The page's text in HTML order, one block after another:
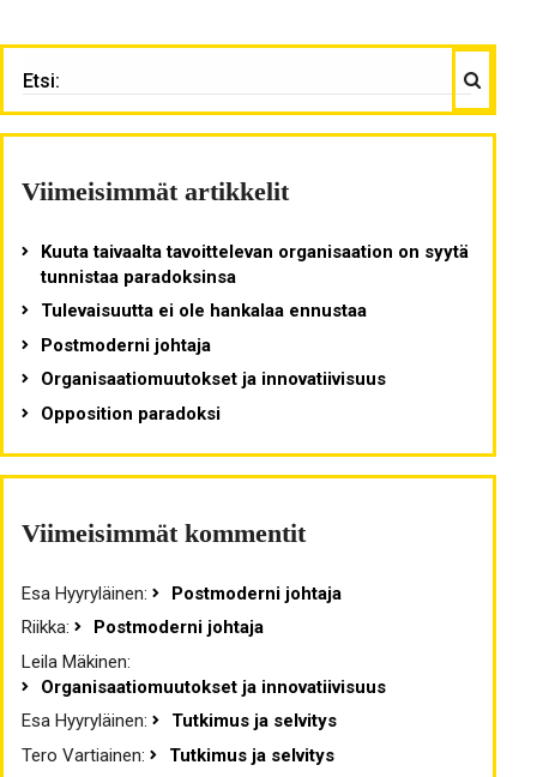
Viimeisimmät artikkelit
Kuuta taivaalta tavoittelevan organisaation on syytä
tunnistaa paradoksinsa
Tulevaisuutta ei ole hankalaa ennustaa
Postmoderni johtaja
Organisaatiomuutokset ja innovatiivisuus
Opposition paradoksi
Viimeisimmät kommentit
Esa Hyyryläinen:
Postmoderni johtaja
Riikka:
Postmoderni johtaja
Leila Mäkinen:
Organisaatiomuutokset ja innovatiivisuus
Esa Hyyryläinen:
Tutkimus ja selvitys
Tero Vartiainen: Tutkimus ja selvitys